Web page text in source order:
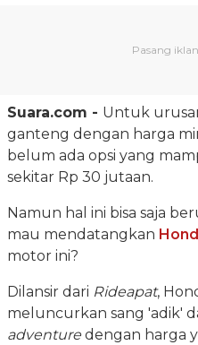
Suara.com - Untuk
ganteng dengan harga
belum ada opsi yang
sekitar Rp 30 jutaan.
Namun hal ini bisa saja
mau mendatangkan
motor ini?
Dilansir dari Rideapat,
meluncurkan sang 'adik'
adventure dengan harga